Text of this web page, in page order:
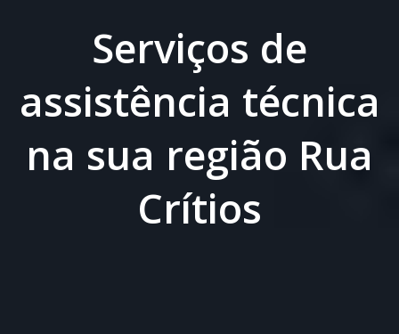
Serviços de
assistência técnica
na sua região Rua
Crítios